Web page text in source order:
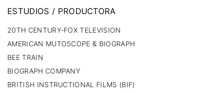
ESTUDIOS / PRODUCTORA
20TH CENTURY-FOX TELEVISION
AMERICAN MUTOSCOPE & BIOGRAPH
BEE TRAIN
BIOGRAPH COMPANY
BRITISH INSTRUCTIONAL FILMS (BIF)